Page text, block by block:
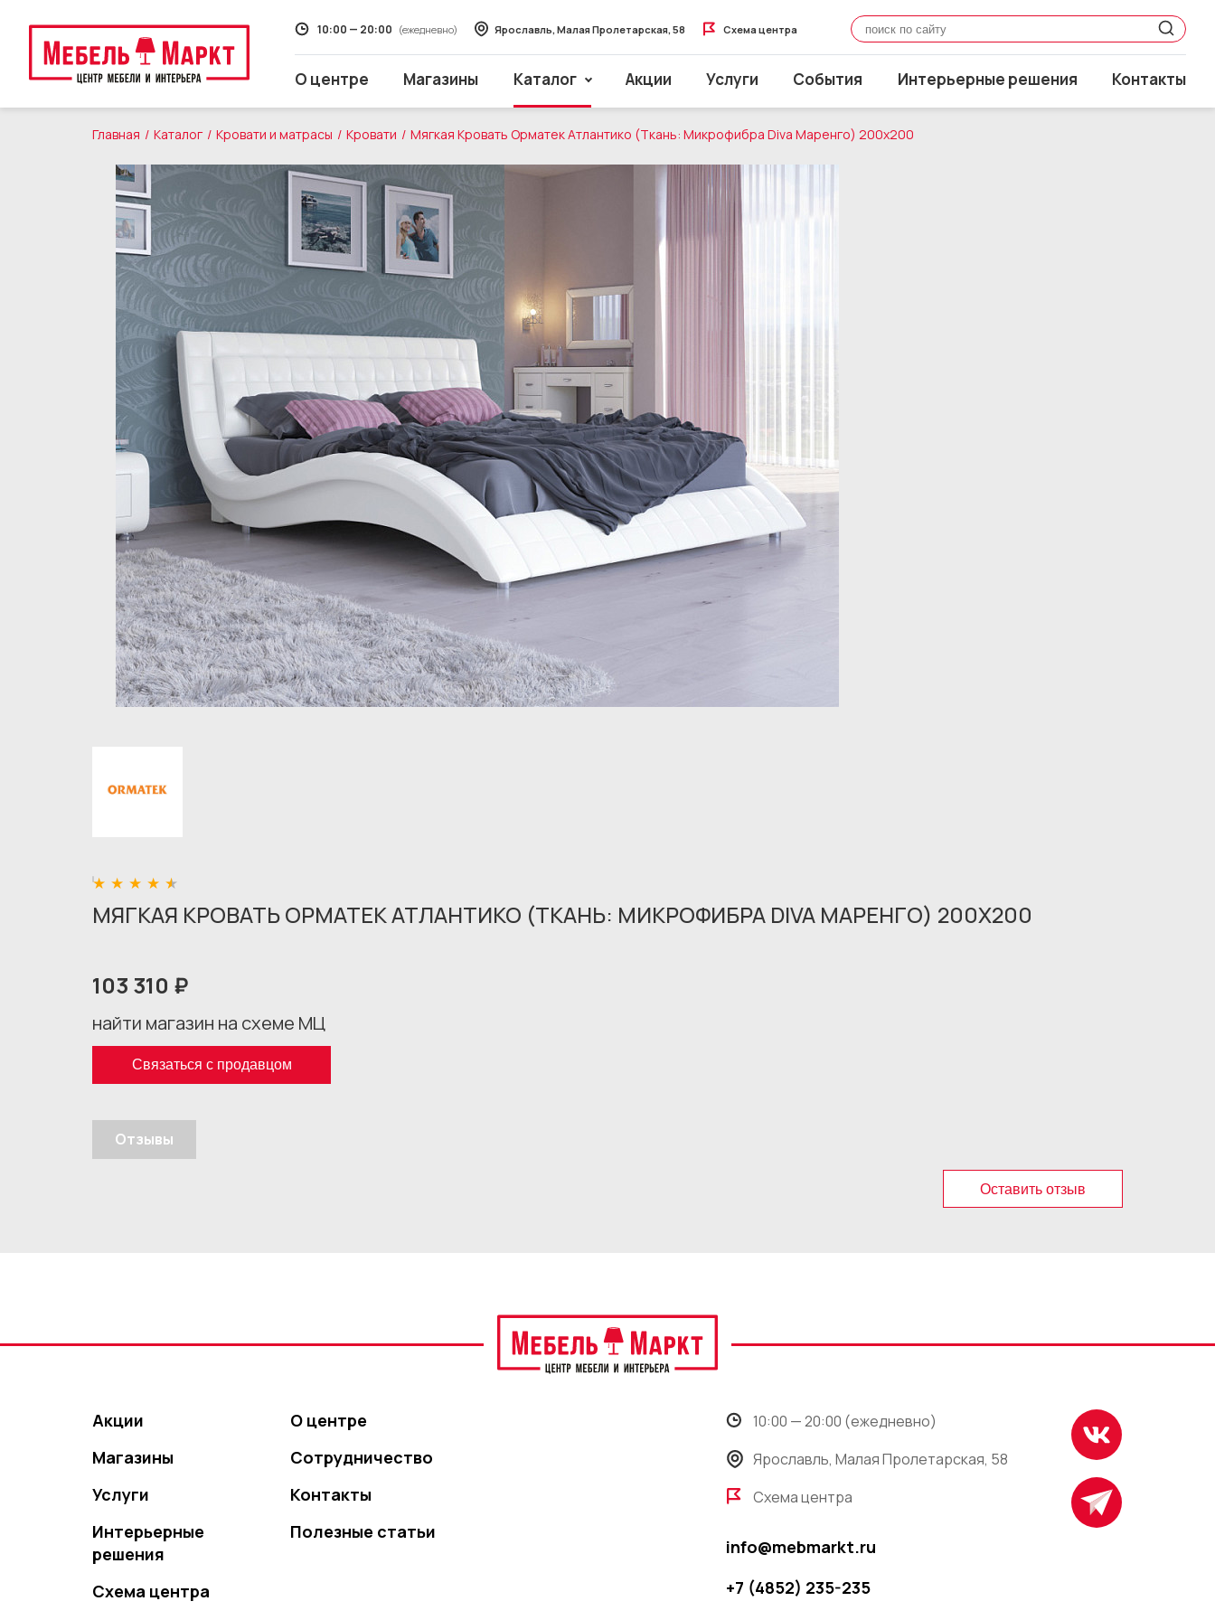
О центре Магазины
Распродажа
Мягкая мебель
Кухни
Корпусная мебель
Кровати и матрасы
Столы и стулья
Свет
Стеллажи и полки
Товары для дома
Бренды
Каталог Акции Услуги События Интерьерные решения Контакты
10:00 — 20:00 (ежедневно) Ярославль, Малая Пролетарская, 58 Схема центра
Главная Каталог Кровати и матрасы Кровати Мягкая Кровать Орматек Атлантико (Ткань: Микрофибра Diva Маренго) 200x200
МЯГКАЯ КРОВАТЬ ОРМАТЕК АТЛАНТИКО (ТКАНЬ: МИКРОФИБРА DIVA МАРЕНГО) 200X200
103 310 ₽
найти магазин на схеме МЦ
Связаться с продавцом
Отзывы
Оставить отзыв
Акции
Магазины
Услуги
Интерьерные
решения
Схема центра
О центре
Сотрудничество
Контакты
Полезные статьи
10:00 — 20:00 (ежедневно)
Ярославль, Малая Пролетарская, 58
Схема центра
info@mebmarkt.ru
+7 (4852) 235-235